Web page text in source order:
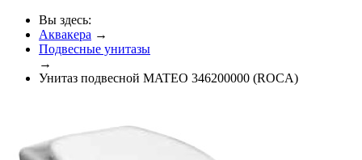
Вы здесь:
Аквакера →
Подвесные унитазы
→
Унитаз подвесной MATEO 346200000 (ROCA)